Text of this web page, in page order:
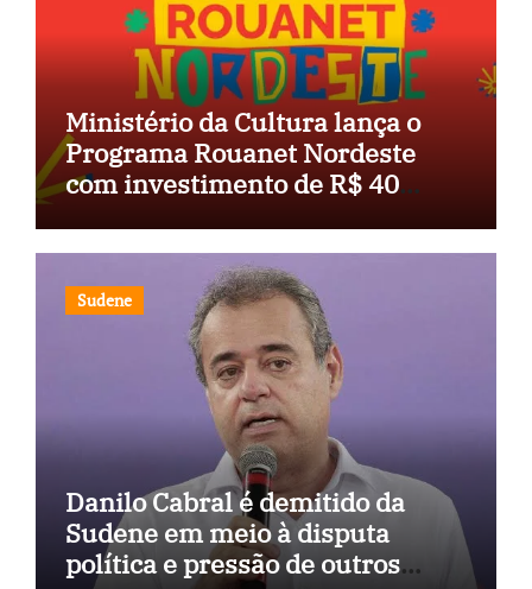
Ministério da Cultura lança o
Programa Rouanet Nordeste
com investimento de R$ 40
Sudene
Danilo Cabral é demitido da
Sudene em meio à disputa
política e pressão de outros